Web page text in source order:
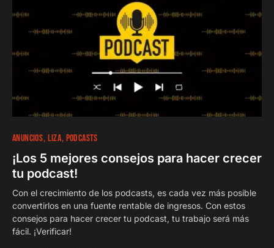
187
ANUNCIOS LIZA PODCASTS
¡Los 5 mejores consejos para hacer crecer
tu podcast!
Con el crecimiento de los podcasts, es cada vez más posible
convertirlos en una fuente rentable de ingresos. Con estos
consejos para hacer crecer tu podcast, tu trabajo será más
fácil. ¡Verificar!